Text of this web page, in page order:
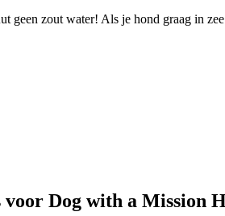
geen zout water! Als je hond graag in
voor Dog with a Mission